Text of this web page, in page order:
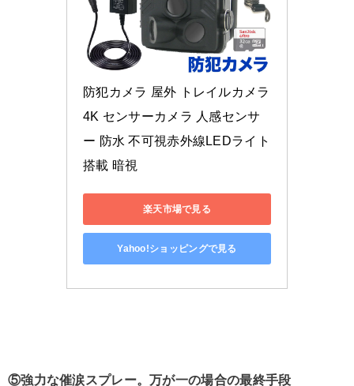
防犯カメラ 屋外 トレイルカメラ
4K センサーカメラ 人感センサ
ー 防水 不可視赤外線LEDライト
搭載 暗視
楽天市場で見る
Yahoo!ショッピングで見る
⑤強力な催涙スプレー。万が一の場合の最終手段